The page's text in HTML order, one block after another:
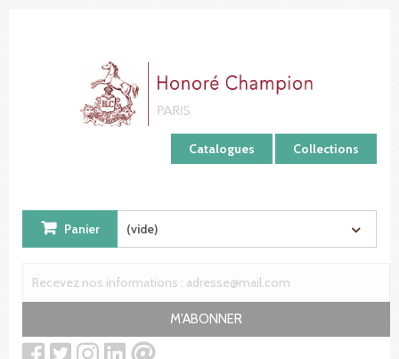
Catalogues Collections
Panier (vide)
M'ABONNER